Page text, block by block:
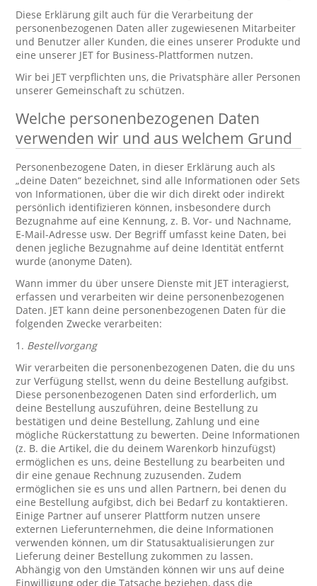
Diese Erklärung gilt auch für die Verarbeitung der
personenbezogenen Daten aller zugewiesenen Mitarbeiter
und Benutzer aller Kunden, die eines unserer Produkte und
eine unserer JET for Business-Plattformen nutzen.
Wir bei JET verpflichten uns, die Privatsphäre aller Personen
unserer Gemeinschaft zu schützen.
Welche personenbezogenen Daten
verwenden wir und aus welchem Grund
Personenbezogene Daten, in dieser Erklärung auch als
„deine Daten“ bezeichnet, sind alle Informationen oder Sets
von Informationen, über die wir dich direkt oder indirekt
persönlich identifizieren können, insbesondere durch
Bezugnahme auf eine Kennung, z. B. Vor- und Nachname,
E-Mail-Adresse usw. Der Begriff umfasst keine Daten, bei
denen jegliche Bezugnahme auf deine Identität entfernt
wurde (anonyme Daten).
Wann immer du über unsere Dienste mit JET interagierst,
erfassen und verarbeiten wir deine personenbezogenen
Daten. JET kann deine personenbezogenen Daten für die
folgenden Zwecke verarbeiten:
1. Bestellvorgang
Wir verarbeiten die personenbezogenen Daten, die du uns
zur Verfügung stellst, wenn du deine Bestellung aufgibst.
Diese personenbezogenen Daten sind erforderlich, um
deine Bestellung auszuführen, deine Bestellung zu
bestätigen und deine Bestellung, Zahlung und eine
mögliche Rückerstattung zu bewerten. Deine Informationen
(z. B. die Artikel, die du deinem Warenkorb hinzufügst)
ermöglichen es uns, deine Bestellung zu bearbeiten und
dir eine genaue Rechnung zuzusenden. Zudem
ermöglichen sie es uns und allen Partnern, bei denen du
eine Bestellung aufgibst, dich bei Bedarf zu kontaktieren.
Einige Partner auf unserer Plattform nutzen unsere
externen Lieferunternehmen, die deine Informationen
verwenden können, um dir Statusaktualisierungen zur
Lieferung deiner Bestellung zukommen zu lassen.
Abhängig von den Umständen können wir uns auf deine
Einwilligung oder die Tatsache beziehen, dass die